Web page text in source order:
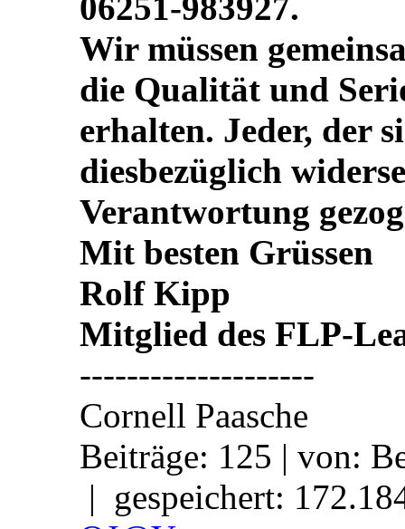
Wir müssen
die Qualität und
erhalten. Jeder, der
diesbezüglich
Verantwortung
Mit besten Grüssen
Rolf Kipp
Mitglied des FLP-
--------------------
Cornell Paasche
Beiträge: 125 | von:
| gespeichert: